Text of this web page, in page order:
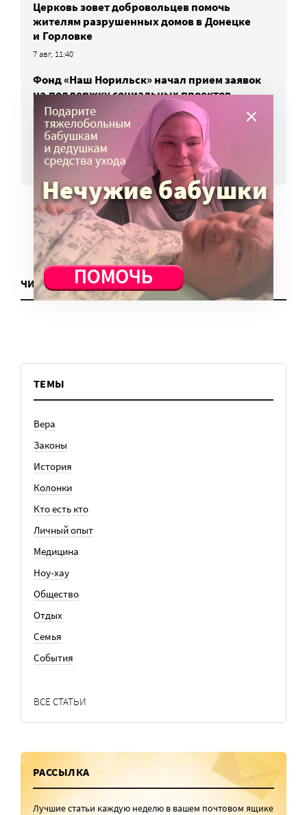
Церковь зовет добровольцев помочь
жителям разрушенных домов в Донецке
и Горловке
7 авг, 11:40
Фонд «Наш Норильск» начал прием заявок
на поддержку социальных проектов
7 авг, 11:30
ВСЕ НОВОСТИ
ЧИТАТЬ ЕЩЕ
ТЕМЫ
Вера
Законы
История
Колонки
Кто есть кто
Личный опыт
Медицина
Ноу-хау
Общество
Отдых
Семья
События
ВСЕ СТАТЬИ
РАССЫЛКА
Лучшие статьи каждую неделю в вашем почтовом ящике